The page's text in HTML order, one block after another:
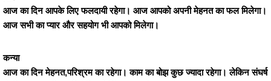
आज का दिन आपके लिए फलदायी रहेगा। आज आपको अपनी मेहनत का फल मिलेगा।
आज सभी का प्यार और सहयोग भी आपको मिलेगा।
कन्या
आज का दिन मेहनत,परिश्रम का रहेगा। काम का बोझ कुछ ज्यादा रहेगा। लेकिन संघर्ष